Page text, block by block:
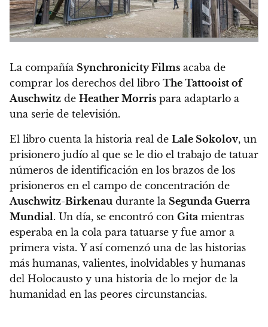
La compañía Synchronicity Films acaba de
comprar los derechos del libro The Tattooist of
Auschwitz de Heather Morris para adaptarlo a
una serie de televisión.
El libro cuenta la historia real de Lale Sokolov, un
prisionero judío al que se le dio el trabajo de tatuar
números de identificación en los brazos de los
prisioneros en el campo de concentración de
Auschwitz-Birkenaudurante la Segunda Guerra
Mundial. Un día, se encontró con Gita mientras
esperaba en la cola para tatuarse y fue amor a
primera vista. Y así comenzó una de las historias
más humanas, valientes, inolvidables y humanas
del Holocausto y una historia de lo mejor de la
humanidad en las peores circunstancias.